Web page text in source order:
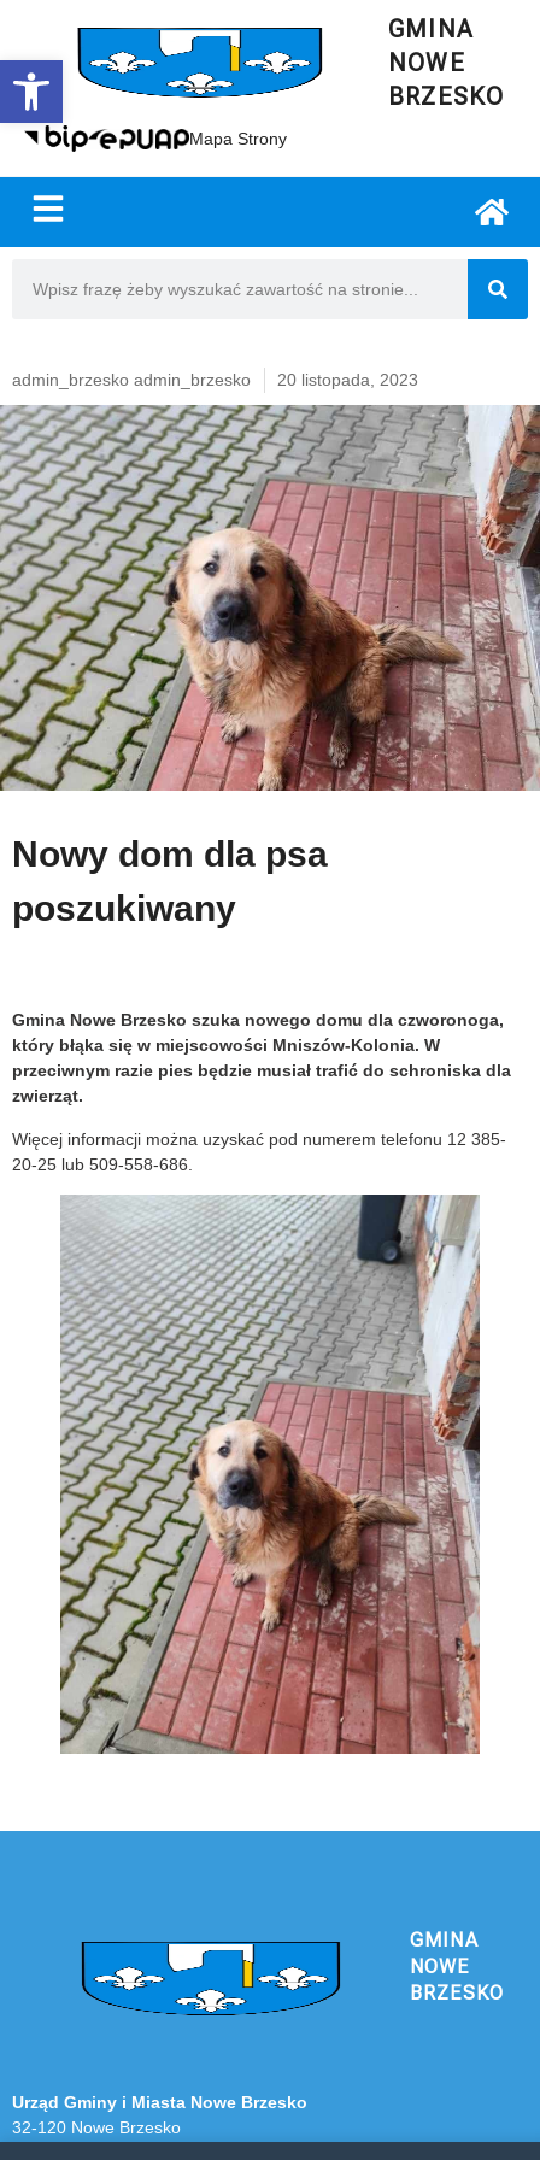
Open toolbar
GMINA
NOWE
BRZESKO
Mapa Strony
admin_brzesko admin_brzesko 20 listopada, 2023
Nowy dom dla psa
poszukiwany
Gmina Nowe Brzesko szuka nowego domu dla czworonoga,
który błąka się w miejscowości Mniszów-Kolonia. W
przeciwnym razie pies będzie musiał trafić do schroniska dla
zwierząt.
Więcej informacji można uzyskać pod numerem telefonu 12 385-
20-25 lub 509-558-686.
GMINA
NOWE
BRZESKO
Urząd Gminy i Miasta Nowe Brzesko
32-120 Nowe Brzesko